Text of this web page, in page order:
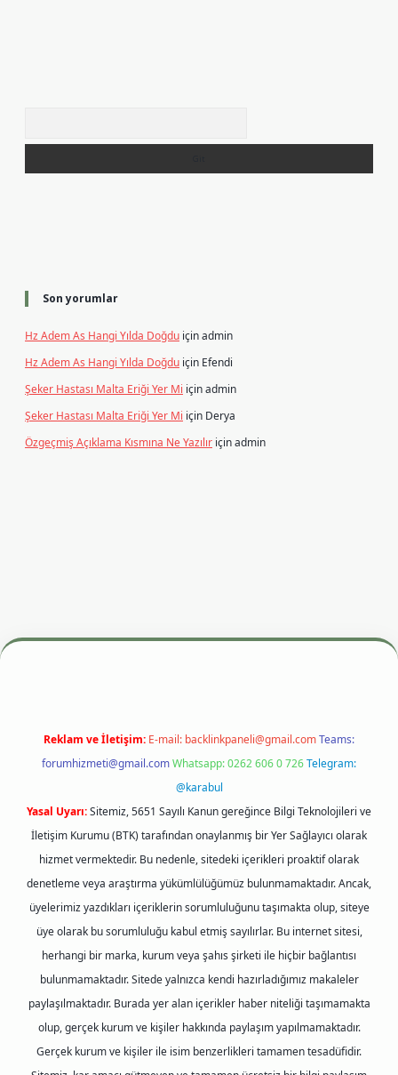
Son yorumlar
Hz Adem As Hangi Yılda Doğdu içinadmin
Hz Adem As Hangi Yılda Doğdu için Efendi
Şeker Hastası Malta Eriği Yer Mi içinadmin
Şeker Hastası Malta Eriği Yer Mi için Derya
Özgeçmiş Açıklama Kısmına Ne Yazılır içinadmin
betexper.xyzm elexbet
Reklam ve İletişim: E-mail: backlinkpaneli@gmail.comTeams:
forumhizmeti@gmail.comWhatsapp: 0262 606 0 726Telegram:
@karabul
Yasal Uyarı:Sitemiz, 5651 Sayılı Kanun gereğince Bilgi Teknolojileri ve
İletişim Kurumu (BTK) tarafından onaylanmış bir Yer Sağlayıcı olarak
hizmet vermektedir. Bu nedenle, sitedeki içerikleri proaktif olarak
denetleme veya araştırma yükümlülüğümüz bulunmamaktadır. Ancak,
üyelerimiz yazdıkları içeriklerin sorumluluğunu taşımakta olup, siteye
üye olarak bu sorumluluğu kabul etmiş sayılırlar. Bu internet sitesi,
herhangi bir marka, kurum veya şahıs şirketi ile hiçbir bağlantısı
bulunmamaktadır. Sitede yalnızca kendi hazırladığımız makaleler
paylaşılmaktadır. Burada yer alan içerikler haber niteliği taşımamakta
olup, gerçek kurum ve kişiler hakkında paylaşım yapılmamaktadır.
Gerçek kurum ve kişiler ile isim benzerlikleri tamamen tesadüfidir.